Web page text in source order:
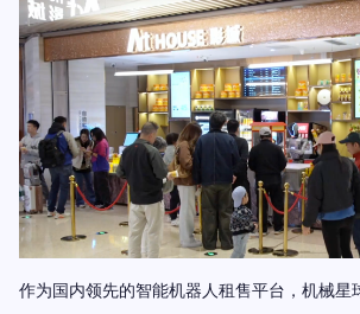
作为国内领先的智能机器人租售平台，机械星